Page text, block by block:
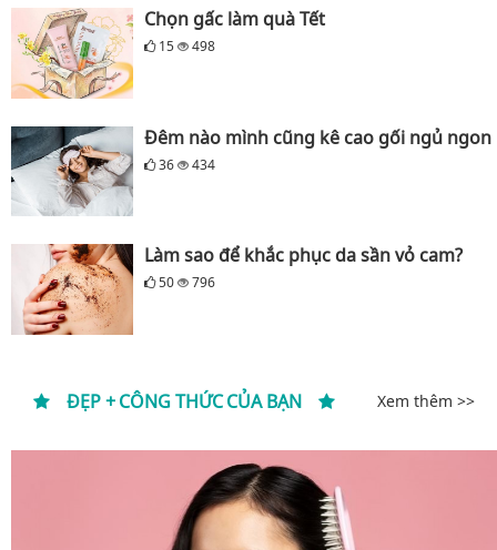
Chọn gấc làm quà Tết
15 498
Đêm nào mình cũng kê cao gối ngủ ngon
36 434
Làm sao để khắc phục da sần vỏ cam?
50 796
ĐẸP + CÔNG THỨC CỦA BẠN Xem thêm >>